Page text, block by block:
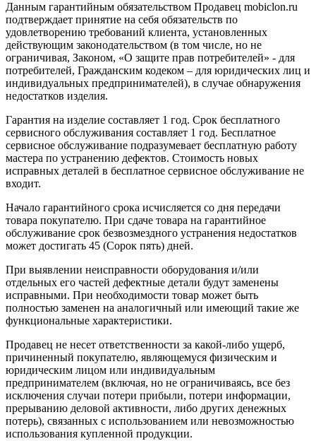
Данным гарантийным обязательством Продавец mobiclon.ru
подтверждает принятие на себя обязательств по
удовлетворению требований клиента, установленных
действующим законодательством (в том числе, но не
ограничивая, Законом, «О защите прав потребителей» - для
потребителей, Гражданским кодеком – для юридических лиц и
индивидуальных предпринимателей), в случае обнаружения
недостатков изделия.
Гарантия на изделие составляет 1 год. Срок бесплатного
сервисного обслуживания составляет 1 год. Бесплатное
сервисное обслуживание подразумевает бесплатную работу
мастера по устранению дефектов. Стоимость новых
исправных деталей в бесплатное сервисное обслуживание не
входит.
Начало гарантийного срока исчисляется со дня передачи
товара покупателю. При сдаче товара на гарантийное
обслуживание срок безвозмездного устранения недостатков
может достигать 45 (Сорок пять) дней.
При выявлении неисправности оборудования и/или
отдельных его частей дефектные детали будут заменены
исправными. При необходимости товар может быть
полностью заменен на аналогичный или имеющий такие же
функциональные характеристики.
Продавец не несет ответственности за какой-либо ущерб,
причиненный покупателю, являющемуся физическим и
юридическим лицом или индивидуальным
предпринимателем (включая, но не ограничиваясь, все без
исключения случаи потери прибыли, потери информации,
прерыванию деловой активности, либо других денежных
потерь), связанных с использованием или невозможностью
использования купленной продукции.